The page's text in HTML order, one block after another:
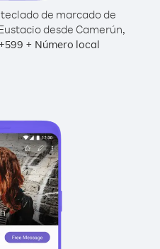
de marcado de
desde Camerún,
+599 + Número local